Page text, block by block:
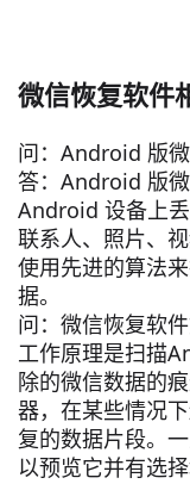
微信恢复软件
问：Android 版
答：Android 版
Android 设备上丢
联系人、照片、
使用先进的算法
据。
问：微信恢复软
工作原理是扫描
除的微信数据的
器，在某些情况
复的数据片段。
以预览它并有选